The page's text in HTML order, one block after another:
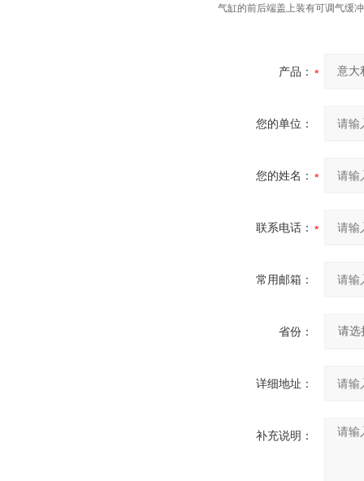
气缸的前后端盖上装有可调气缓
产品：
您的单位：
您的姓名：
联系电话：
常用邮箱：
省份：
详细地址：
补充说明：